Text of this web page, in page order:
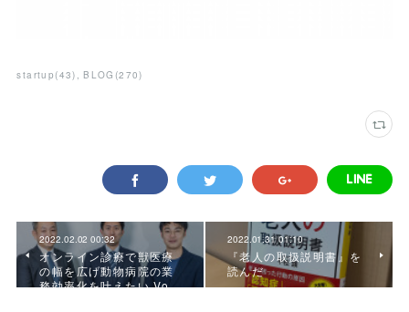
startup (43) BLOG (270)
2022.02.02 00:32
オンライン診療で獣医療
の幅を広げ動物病院の業
務効率化を叶えたい Vo…
2022.01.31 01:10
『老人の取扱説明書』を
読んだ